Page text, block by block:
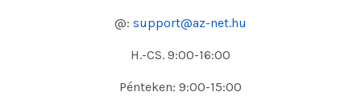
@: support@az-net.hu
H.-CS. 9:00-16:00
Pénteken: 9:00-15:00